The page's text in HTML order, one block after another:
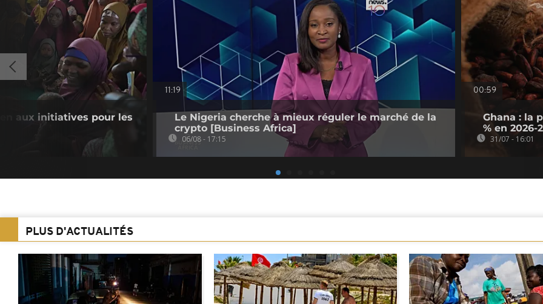
aux initiatives pour les
11:19
Le Nigeria cherche à mieux réguler le marché de la
crypto [Business Africa]
06/08 - 17:15
00:59
Ghana : la
% en 2026-
31/07 - 16:01
PLUS D'ACTUALITÉS